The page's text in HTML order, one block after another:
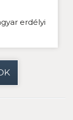
erdélyi